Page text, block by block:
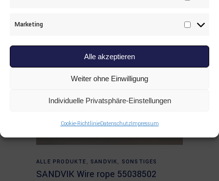
Marketing
Alle akzeptieren
Weiter ohne Einwilligung
Individuelle Privatsphäre-Einstellungen
Cookie-RichtlinieDatenschutzImpressum
Read more
ALLE PRODUKTE , SANDVIK, SONSTIGES
SANDVIK Wire rope 55038502